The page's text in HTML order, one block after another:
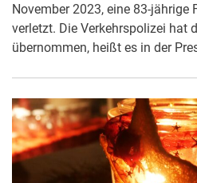
November 2023, eine 83-jährige
verletzt. Die Verkehrspolizei hat
übernommen, heißt es in der